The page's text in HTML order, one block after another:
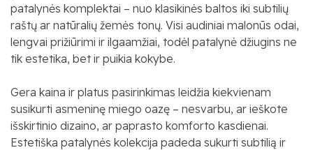
patalynės komplektai – nuo klasikinės baltos iki subtilių
raštų ar natūralių žemės tonų. Visi audiniai malonūs odai,
lengvai prižiūrimi ir ilgaamžiai, todėl patalynė džiugins ne
tik estetika, bet ir puikia kokybe.
Gera kaina ir platus pasirinkimas leidžia kiekvienam
susikurti asmeninę miego oazę – nesvarbu, ar ieškote
išskirtinio dizaino, ar paprasto komforto kasdienai.
Estetiška patalynės kolekcija padeda sukurti subtilią ir